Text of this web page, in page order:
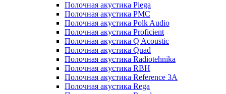
Полочная акустика Piega
Полочная акустика PMC
Полочная акустика Polk Audio
Полочная акустика Proficient
Полочная акустика Q Acoustic
Полочная акустика Quad
Полочная акустика Radiotehnika
Полочная акустика RBH
Полочная акустика Reference 3A
Полочная акустика Rega